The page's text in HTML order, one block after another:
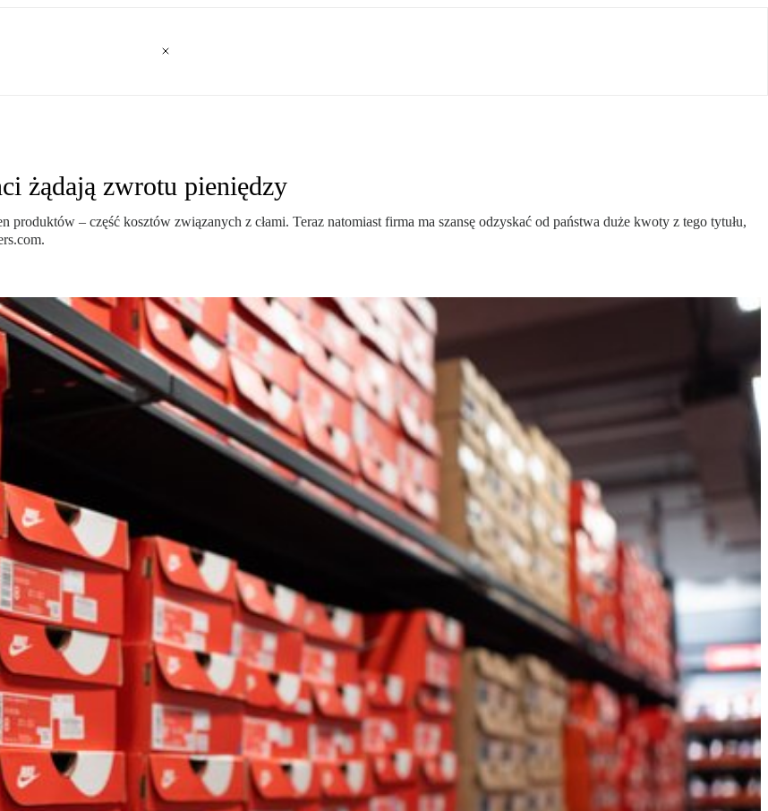
żądają zwrotu pieniędzy
– część kosztów związanych z cłami. Teraz natomiast firma ma szansę odzyskać od państwa duże kwoty z tego tytułu,